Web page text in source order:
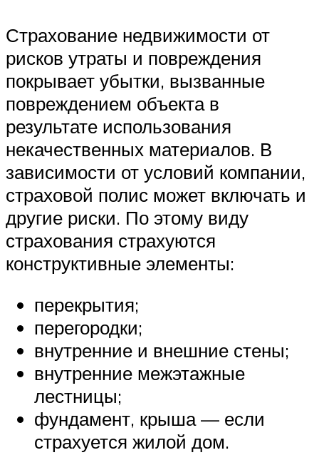
Страхование недвижимости от
рисков утраты и повреждения
покрывает убытки, вызванные
повреждением объекта в
результате использования
некачественных материалов. В
зависимости от условий компании,
страховой полис может включать и
другие риски. По этому виду
страхования страхуются
конструктивные элементы:
перекрытия;
перегородки;
внутренние и внешние стены;
внутренние межэтажные
лестницы;
фундамент, крыша — если
страхуется жилой дом.